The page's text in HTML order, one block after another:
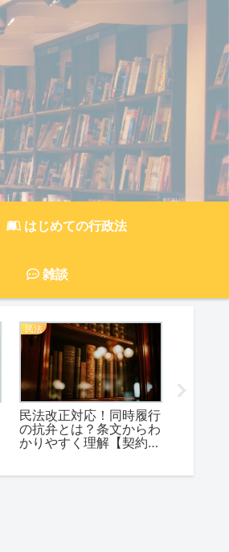
はじめての行政法
雑談
民法
民法改正対応！同時履行
の抗弁とは？条文からわ
かりやすく理解【契約法